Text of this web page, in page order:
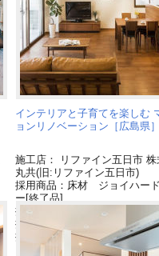
インテリアと子育てを楽しむ
ョンリノベーション［広島県
施工店： リファイン五日市 株
丸共(旧:リファイン五日市)
採用商品：床材 ジョイハー
ー[終了品]
採用商品：畳が丘
採用商品：内装ドア ベリテ
採用商品：リフォムス(推奨後
「Ｌクラス」)